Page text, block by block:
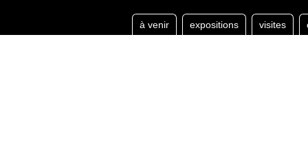
à venir expositions visites